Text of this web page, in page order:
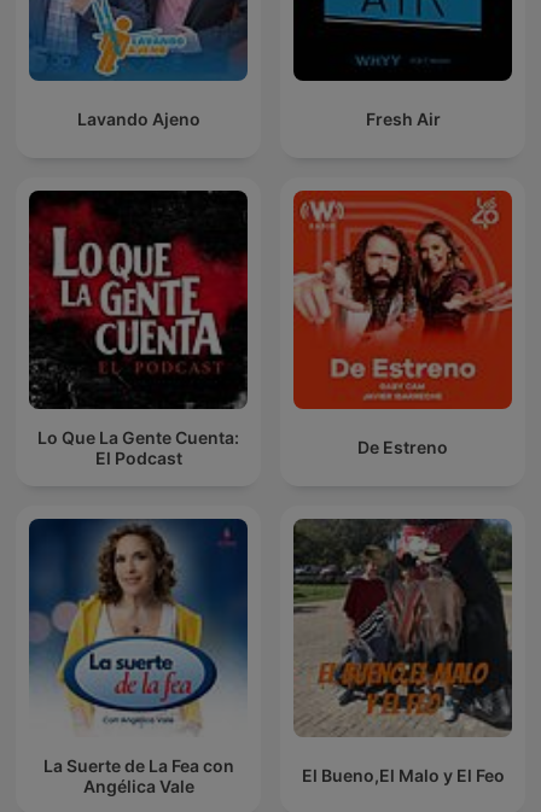
Lavando Ajeno Fresh Air
Lo Que La Gente Cuenta:
El Podcast
De Estreno
La Suerte de La Fea con
Angélica Vale
El Bueno,El Malo y El Feo